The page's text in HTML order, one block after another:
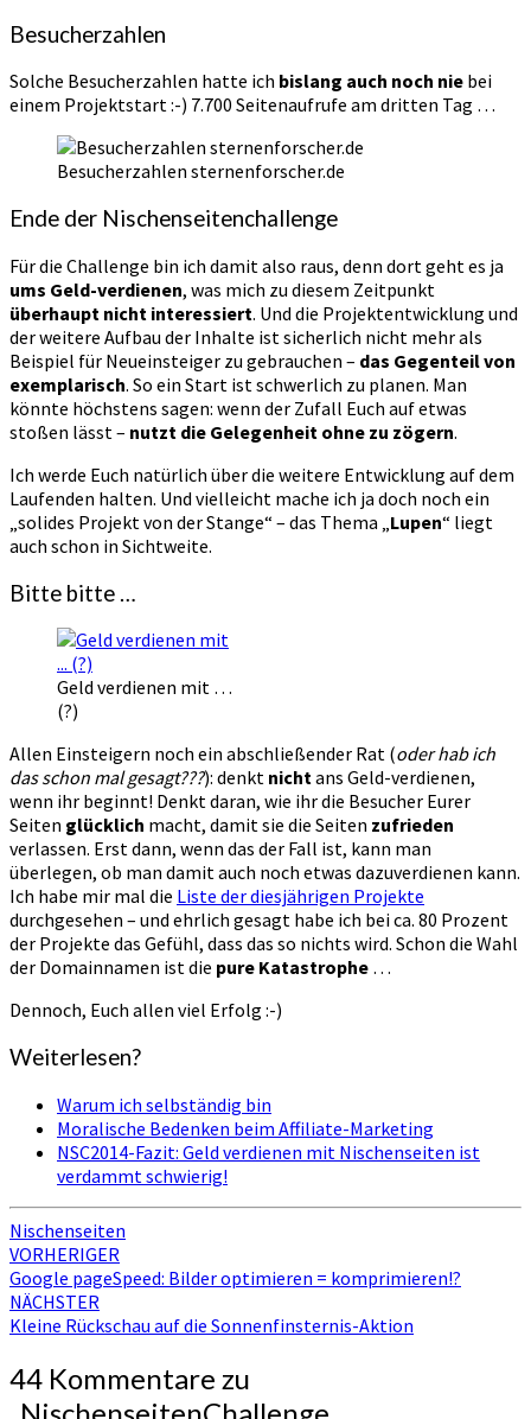
Besucherzahlen
Solche Besucherzahlen hatte ich bislang auch noch nie bei
einem Projektstart :-) 7.700 Seitenaufrufe am dritten Tag …
Besucherzahlen sternenforscher.de
Ende der Nischenseitenchallenge
Für die Challenge bin ich damit also raus, denn dort geht es ja
ums Geld-verdienen, was mich zu diesem Zeitpunkt
überhaupt nicht interessiert. Und die Projektentwicklung und
der weitere Aufbau der Inhalte ist sicherlich nicht mehr als
Beispiel für Neueinsteiger zu gebrauchen – das Gegenteil von
exemplarisch. So ein Start ist schwerlich zu planen. Man
könnte höchstens sagen: wenn der Zufall Euch auf etwas
stoßen lässt – nutzt die Gelegenheit ohne zu zögern.
Ich werde Euch natürlich über die weitere Entwicklung auf dem
Laufenden halten. Und vielleicht mache ich ja doch noch ein
„solides Projekt von der Stange“ – das Thema „ Lupen“ liegt
auch schon in Sichtweite.
Bitte bitte …
Geld verdienen mit …
(?)
Allen Einsteigern noch ein abschließender Rat (oder hab ich
das schon mal gesagt???): denkt nichtans Geld-verdienen,
wenn ihr beginnt! Denkt daran, wie ihr die Besucher Eurer
Seiten glücklich macht, damit sie die Seiten zufrieden
verlassen. Erst dann, wenn das der Fall ist, kann man
überlegen, ob man damit auch noch etwas dazuverdienen kann.
Ich habe mir mal die Liste der diesjährigen Projekte
durchgesehen – und ehrlich gesagt habe ich bei ca. 80 Prozent
der Projekte das Gefühl, dass das so nichts wird. Schon die Wahl
der Domainnamen ist die pure Katastrophe …
Dennoch, Euch allen viel Erfolg :-)
Weiterlesen?
Warum ich selbständig bin
Moralische Bedenken beim Affiliate-Marketing
NSC2014-Fazit: Geld verdienen mit Nischenseiten ist
verdammt schwierig!
Nischenseiten
Beitragsnavigation
VORHERIGER
Google pageSpeed: Bilder optimieren = komprimieren!?
NÄCHSTER
Kleine Rückschau auf die Sonnenfinsternis-Aktion
44 Kommentare zu
NischenseitenChallenge